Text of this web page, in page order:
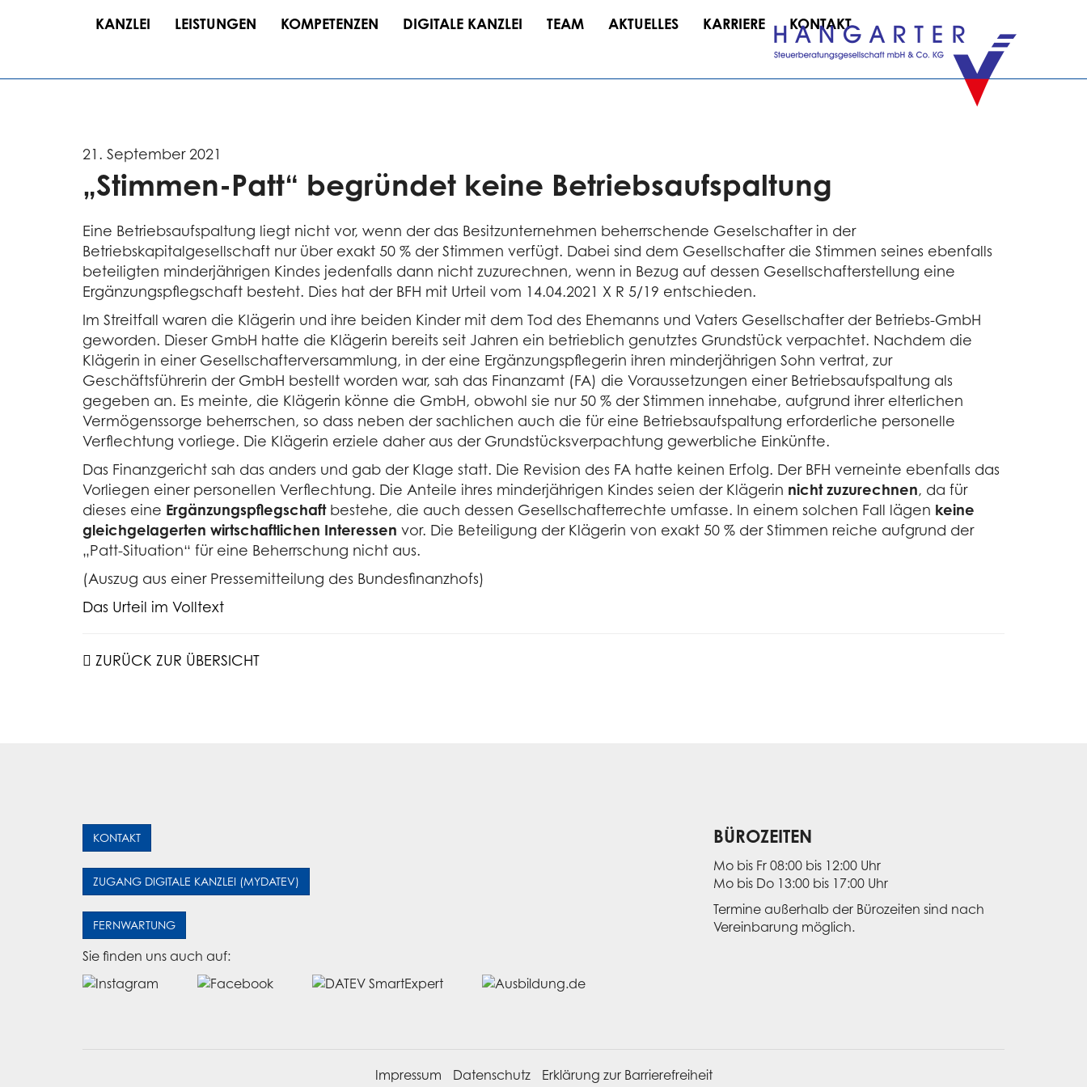
KANZLEI LEISTUNGEN KOMPETENZEN DIGITALE KANZLEI TEAM AKTUELLES KARRIERE KONTAKT
21. September 2021
„Stimmen-Patt“ begründet keine Betriebs­aufspaltung
Eine Betriebsaufspaltung liegt nicht vor, wenn der das Besitzunternehmen beherrschende Geselschafter in der
Betriebskapitalgesellschaft nur über exakt 50 % der Stimmen verfügt. Dabei sind dem Gesellschafter die Stimmen seines ebenfalls
beteiligten minderjährigen Kindes jedenfalls dann nicht zuzurechnen, wenn in Bezug auf dessen Gesellschafterstellung eine
Ergänzungspflegschaft besteht. Dies hat der BFH mit Urteil vom 14.04.2021 X R 5/19 entschieden.
Im Streitfall waren die Klägerin und ihre beiden Kinder mit dem Tod des Ehemanns und Vaters Gesellschafter der Betriebs-GmbH
geworden. Dieser GmbH hatte die Klägerin bereits seit Jahren ein betrieblich genutztes Grundstück verpachtet. Nachdem die
Klägerin in einer Gesellschafterversammlung, in der eine Ergänzungspflegerin ihren minderjährigen Sohn vertrat, zur
Geschäftsführerin der GmbH bestellt worden war, sah das Finanzamt (FA) die Voraussetzungen einer Betriebsaufspaltung als
gegeben an. Es meinte, die Klägerin könne die GmbH, obwohl sie nur 50 % der Stimmen innehabe, aufgrund ihrer elterlichen
Vermögenssorge beherrschen, so dass neben der sachlichen auch die für eine Betriebsaufspaltung erforderliche personelle
Verflechtung vorliege. Die Klägerin erziele daher aus der Grundstücksverpachtung gewerbliche Einkünfte.
Das Finanzgericht sah das anders und gab der Klage statt. Die Revision des FA hatte keinen Erfolg. Der BFH verneinte ebenfalls das
Vorliegen einer personellen Verflechtung. Die Anteile ihres minderjährigen Kindes seien der Klägerin nicht zuzurechnen, da für
dieses eine Ergänzungspflegschaftbestehe, die auch dessen Gesellschafterrechte umfasse. In einem solchen Fall lägen keine
gleichgelagerten wirtschaftlichen Interessen vor. Die Beteiligung der Klägerin von exakt 50 % der Stimmen reiche aufgrund der
„Patt-Situation“ für eine Beherrschung nicht aus.
(Auszug aus einer Pressemitteilung des Bundesfinanzhofs)
Das Urteil im Volltext
ZURÜCK ZUR ÜBERSICHT
KONTAKT
ZUGANG DIGITALE KANZLEI (MYDATEV)
FERNWARTUNG
Sie finden uns auch auf:
BÜROZEITEN
Mo bis Fr 08:00 bis 12:00 Uhr
Mo bis Do 13:00 bis 17:00 Uhr
Termine außerhalb der Bürozeiten sind nach
Vereinbarung möglich.
Impressum Datenschutz Erklärung zur Barrierefreiheit